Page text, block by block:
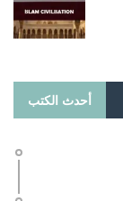
أحدث الكتب